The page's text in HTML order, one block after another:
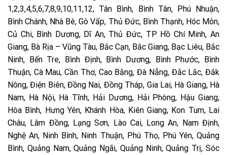
1,2,3,4,5,6,7,8,9,10,11,12, Tân Bình, Bình Tân, Phú Nhuận,
Bình Chánh, Nhà Bè, Gò Vấp, Thủ Đức, Bình Thạnh, Hóc Môn,
Củ Chi, Bình Dương, Dĩ An, Thủ Đức, TP Hồ Chí Minh, An
Giang, Bà Rịa – Vũng Tàu, Bắc Cạn, Bắc Giang, Bạc Liêu, Bắc
Ninh, Bến Tre, Bình Định, Bình Dương, Bình Phước, Bình
Thuận, Cà Mau, Cần Thơ, Cao Bằng, Đà Nẵng, Đắc Lắc, Đắk
Nông, Điện Biên, Đồng Nai, Đồng Tháp, Gia Lai, Hà Giang, Hà
Nam, Hà Nội, Hà Tĩnh, Hải Dương, Hải Phòng, Hậu Giang,
Hòa Bình, Hưng Yên, Khánh Hòa, Kiên Giang, Kon Tum, Lai
Châu, Lâm Đồng, Lạng Sơn, Lào Cai, Long An, Nam Định,
Nghệ An, Ninh Bình, Ninh Thuận, Phú Thọ, Phú Yên, Quảng
Bình, Quảng Nam, Quảng Ngãi, Quảng Ninh, Quảng Trị, Sóc